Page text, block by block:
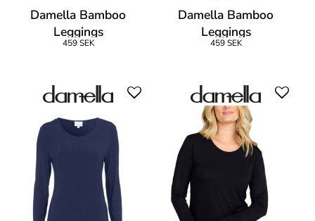
Damella Bamboo
Leggings
459 SEK
Damella Bamboo
Leggings
459 SEK